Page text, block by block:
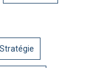
Stratégie